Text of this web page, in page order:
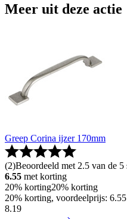
Meer uit deze actie
Greep Corina ijzer 170mm
(2)Beoordeeld met 2.5 van de
6.55 met korting
20% korting20% korting
20% korting, voordeelprijs:
8.19